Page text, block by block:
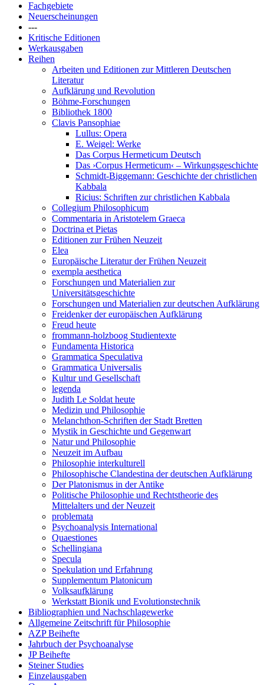
Fachgebiete
Neuerscheinungen
---
Kritische Editionen
Werkausgaben
Reihen
Arbeiten und Editionen zur Mittleren Deutschen
Literatur
Aufklärung und Revolution
Böhme-Forschungen
Bibliothek 1800
Clavis Pansophiae
Lullus: Opera
E. Weigel: Werke
Das Corpus Hermeticum Deutsch
Das ›Corpus Hermeticum‹ – Wirkungsgeschichte
Schmidt-Biggemann: Geschichte der christlichen
Kabbala
Ricius: Schriften zur christlichen Kabbala
Collegium Philosophicum
Commentaria in Aristotelem Graeca
Doctrina et Pietas
Editionen zur Frühen Neuzeit
Elea
Europäische Literatur der Frühen Neuzeit
exempla aesthetica
Forschungen und Materialien zur
Universitätsgeschichte
Forschungen und Materialien zur deutschen Aufklärung
Freidenker der europäischen Aufklärung
Freud heute
frommann-holzboog Studientexte
Fundamenta Historica
Grammatica Speculativa
Grammatica Universalis
Kultur und Gesellschaft
legenda
Judith Le Soldat heute
Medizin und Philosophie
Melanchthon-Schriften der Stadt Bretten
Mystik in Geschichte und Gegenwart
Natur und Philosophie
Neuzeit im Aufbau
Philosophie interkulturell
Philosophische Clandestina der deutschen Aufklärung
Der Platonismus in der Antike
Politische Philosophie und Rechtstheorie des
Mittelalters und der Neuzeit
problemata
Psychoanalysis International
Quaestiones
Schellingiana
Specula
Spekulation und Erfahrung
Supplementum Platonicum
Volksaufklärung
Werkstatt Bionik und Evolutionstechnik
Bibliographien und Nachschlagewerke
Allgemeine Zeitschrift für Philosophie
AZP Beihefte
Jahrbuch der Psychoanalyse
JP Beihefte
Steiner Studies
Einzelausgaben